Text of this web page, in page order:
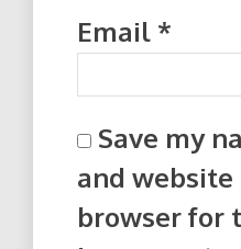
Email *
Save my
and
browser for